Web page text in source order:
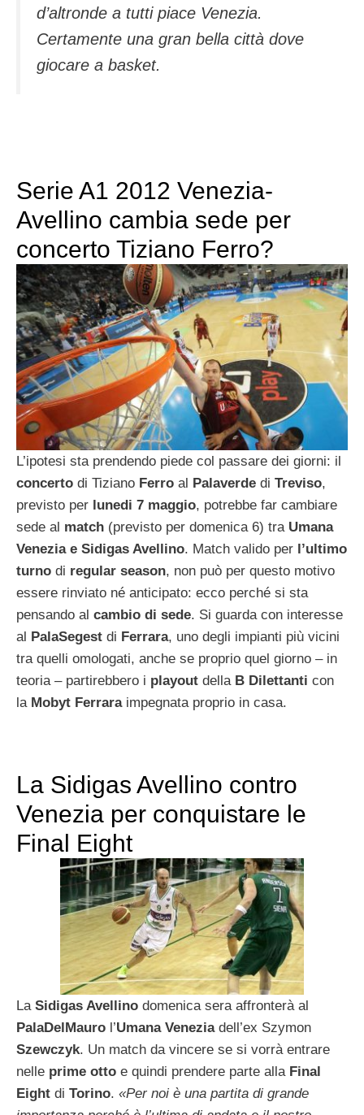
d’altronde a tutti piace Venezia.
Certamente una gran bella città dove
giocare a basket.
Serie A1 2012 Venezia-
Avellino cambia sede per
concerto Tiziano Ferro?
L’ipotesi sta prendendo piede col passare dei giorni: il
concerto di Tiziano Ferro al Palaverde di Treviso,
previsto per lunedi 7 maggio, potrebbe far cambiare
sede al match (previsto per domenica 6) tra Umana
Venezia e Sidigas Avellino. Match valido per l’ultimo
turno di regular season, non può per questo motivo
essere rinviato né anticipato: ecco perché si sta
pensando al cambio di sede. Si guarda con interesse
al PalaSegest di Ferrara, uno degli impianti più vicini
tra quelli omologati, anche se proprio quel giorno – in
teoria – partirebbero i playout della B Dilettanti con
la Mobyt Ferraraimpegnata proprio in casa.
La Sidigas Avellino contro
Venezia per conquistare le
Final Eight
La Sidigas Avellino domenica sera affronterà al
PalaDelMauro l’Umana Veneziadell’ex Szymon
Szewczyk. Un match da vincere se si vorrà entrare
nelle prime otto e quindi prendere parte alla Final
Eight di Torino. «Per noi è una partita di grande